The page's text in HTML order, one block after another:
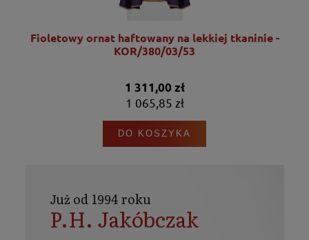
Fioletowy ornat haftowany na lekkiej tkaninie -
KOR/380/03/53
1 311,00 zł
1 065,85 zł
DO KOSZYKA
Już od 1994 roku
P.H. Jakóbczak